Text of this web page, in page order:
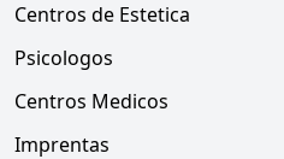
Centros de Estetica
Psicologos
Centros Medicos
Imprentas